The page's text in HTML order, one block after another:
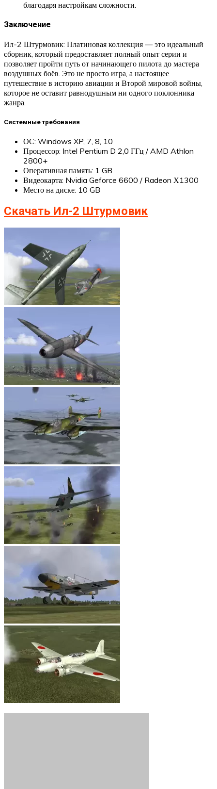
благодаря настройкам сложности.
Заключение
Ил-2 Штурмовик: Платиновая коллекция — это идеальный
сборник, который предоставляет полный опыт серии и
позволяет пройти путь от начинающего пилота до мастера
воздушных боёв. Это не просто игра, а настоящее
путешествие в историю авиации и Второй мировой войны,
которое не оставит равнодушным ни одного поклонника
жанра.
Системные требования
ОС: Windows XP, 7, 8, 10
Процессор: Intel Pentium D 2,0 ГГц / AMD Athlon
2800+
Оперативная память: 1 GB
Видеокарта: Nvidia Geforce 6600 / Radeon Х1300
Место на диске: 10 GB
Скачать Ил-2 Штурмовик